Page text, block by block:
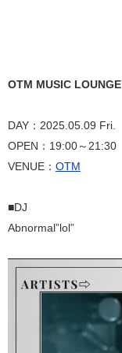
OTM MUSIC LOUNGE
DAY：2025.05.09 Fri.
OPEN：19:00～21:30
VENUE： OTM
■DJ
Abnormal”lol”